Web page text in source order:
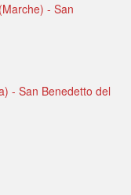
- San
- San Benedetto del